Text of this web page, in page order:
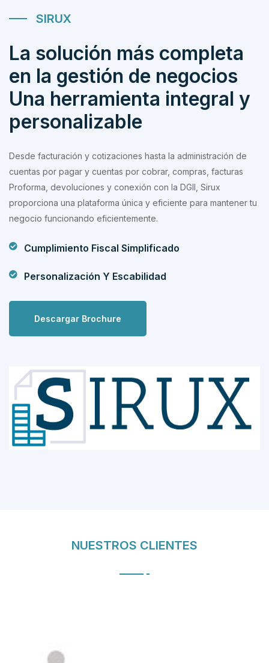
SIRUX
La solución más completa
en la gestión de negocios
Una herramienta integral y
personalizable
Desde facturación y cotizaciones hasta la administración de
cuentas por pagar y cuentas por cobrar, compras, facturas
Proforma, devoluciones y conexión con la DGII, Sirux
proporciona una plataforma única y eficiente para mantener tu
negocio funcionando eficientemente.
Cumplimiento Fiscal Simplificado
Personalización Y Escabilidad
Descargar Brochure
NUESTROS CLIENTES